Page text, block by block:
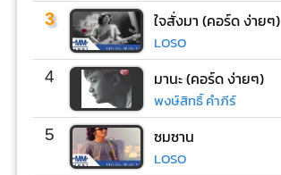
3 ใจสั่งมา (คอร์ด ง่ายๆ)
LOSO
4 มานะ (คอร์ด ง่ายๆ)
พงษ์สิทธิ์ คำภีร์
5 ซมซาน
LOSO